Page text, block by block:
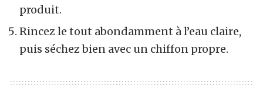
produit.
Rincez le tout abondamment à l’eau claire,
puis séchez bien avec un chiffon propre.